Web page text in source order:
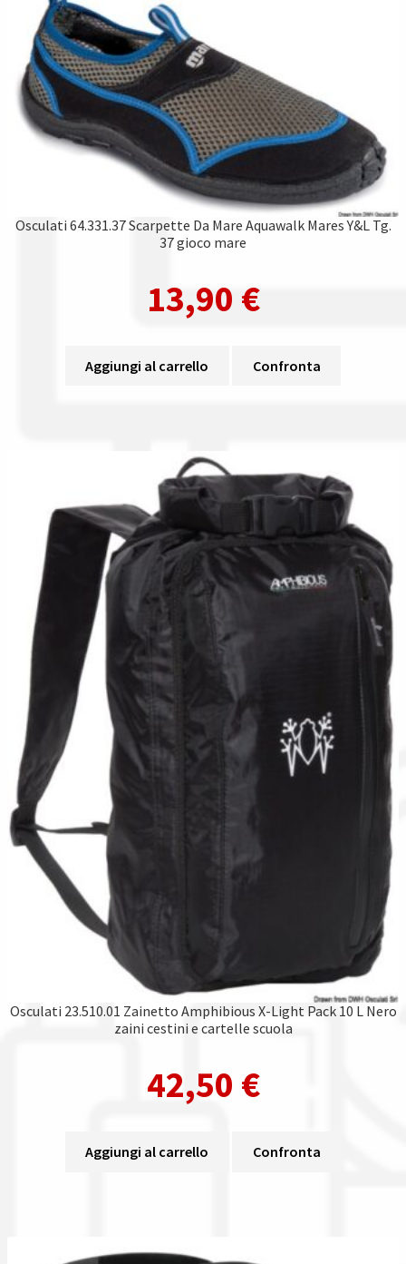
Osculati 64.331.37 Scarpette Da Mare Aquawalk Mares Y&L Tg.
37 gioco mare
13,90 €
Aggiungi al carrello Confronta
Osculati 23.510.01 Zainetto Amphibious X-Light Pack 10 L Nero
zaini cestini e cartelle scuola
42,50 €
Aggiungi al carrello Confronta